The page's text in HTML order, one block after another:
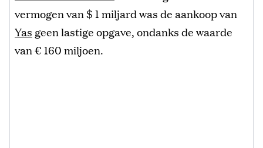
vermogen van $ 1 miljard was de aankoop van
Yas geen lastige opgave, ondanks de waarde
van € 160 miljoen.